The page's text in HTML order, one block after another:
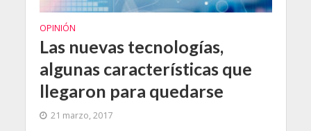
OPINIÓN
Las nuevas tecnologías,
algunas características que
llegaron para quedarse
21 marzo, 2017